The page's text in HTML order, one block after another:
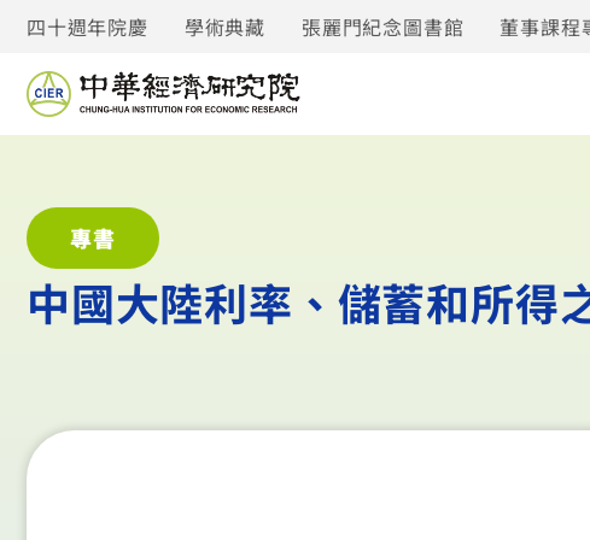
四十週年院慶 學術典藏 張麗門紀念圖書館 董事課程
專書
中國大陸利率、儲蓄和所得